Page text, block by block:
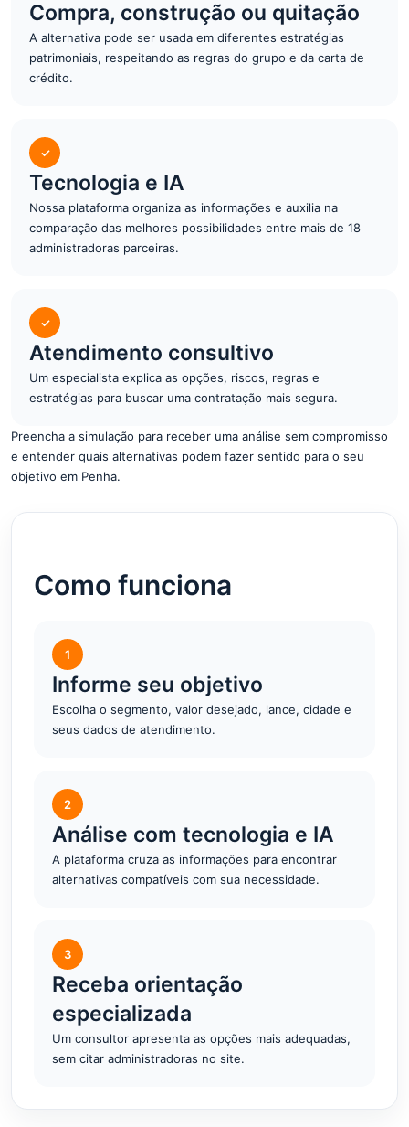
Compra, construção ou quitação
A alternativa pode ser usada em diferentes estratégias
patrimoniais, respeitando as regras do grupo e da carta de
crédito.
✓
Tecnologia e IA
Nossa plataforma organiza as informações e auxilia na
comparação das melhores possibilidades entre mais de 18
administradoras parceiras.
✓
Atendimento consultivo
Um especialista explica as opções, riscos, regras e
estratégias para buscar uma contratação mais segura.
Preencha a simulação para receber uma análise sem compromisso
e entender quais alternativas podem fazer sentido para o seu
objetivo em Penha.
Como funciona
1
Informe seu objetivo
Escolha o segmento, valor desejado, lance, cidade e
seus dados de atendimento.
2
Análise com tecnologia e IA
A plataforma cruza as informações para encontrar
alternativas compatíveis com sua necessidade.
3
Receba orientação
especializada
Um consultor apresenta as opções mais adequadas,
sem citar administradoras no site.